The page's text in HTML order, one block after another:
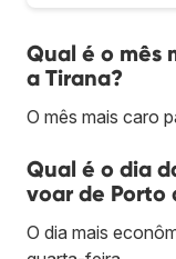
Qual é o mês
a Tirana?
O mês mais caro
Qual é o dia
voar de Porto
O dia mais